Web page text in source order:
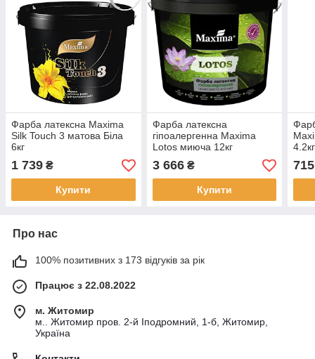
Фарба латексна Maxima
Silk Touch 3 матова Біла
6кг
1 739 ₴
Купити
Фарба латексна
гіпоалергенна Maxima
Lotos миюча 12кг
3 666₴
Купити
4.2кг
715
Про нас
100% позитивних з 173 відгуків за рік
Працює з 22.08.2022
м. Житомир
м.. Житомир пров. 2-й Іподромний, 1-б, Житомир,
Україна